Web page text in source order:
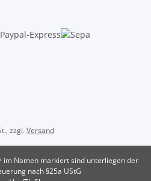
zzgl.Versand
im Namen markiert sind unterliegen der
nach §25a UStG